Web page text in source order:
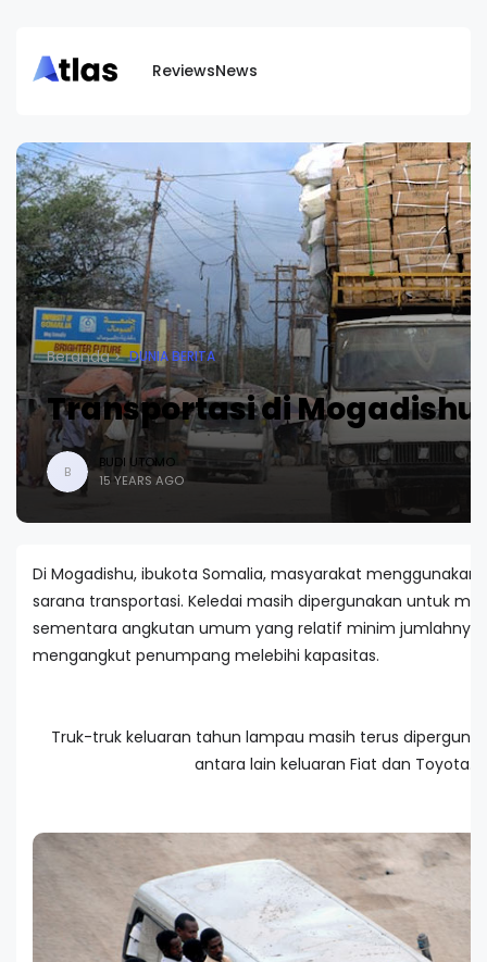
ReviewsNews
Beranda DUNIA BERITA
Transportasi di Mogadishu
B
BUDI UTOMO
15 YEARS AGO
Di Mogadishu, ibukota Somalia, masyarakat menggunakan
sarana transportasi. Keledai masih dipergunakan untuk
sementara angkutan umum yang relatif minim jumlahnya,
mengangkut penumpang melebihi kapasitas.
Truk-truk keluaran tahun lampau masih terus
antara lain keluaran Fiat dan Toyota.